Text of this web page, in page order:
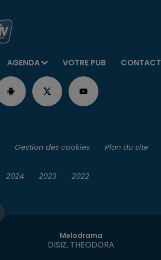
AGENDA VOTRE PUB CONTACT
Melodrama
DISIZ, THEODORA
Gestion des cookies Plan du site
2024 2023 2022